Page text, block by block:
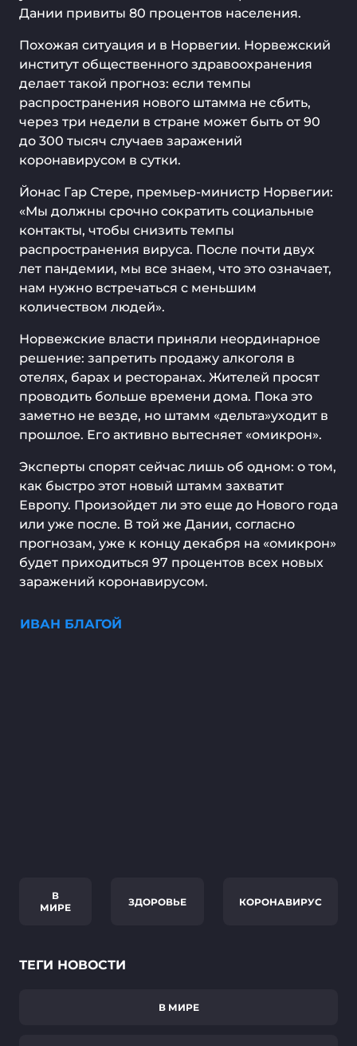
Дании привиты 80 процентов населения.
Похожая ситуация и в Норвегии. Норвежский
институт общественного здравоохранения
делает такой прогноз: если темпы
распространения нового штамма не сбить,
через три недели в стране может быть от 90
до 300 тысяч случаев заражений
коронавирусом в сутки.
Йонас Гар Стере, премьер-министр Норвегии:
«Мы должны срочно сократить социальные
контакты, чтобы снизить темпы
распространения вируса. После почти двух
лет пандемии, мы все знаем, что это означает,
нам нужно встречаться с меньшим
количеством людей».
Норвежские власти приняли неординарное
решение: запретить продажу алкоголя в
отелях, барах и ресторанах. Жителей просят
проводить больше времени дома. Пока это
заметно не везде, но штамм «дельта»уходит в
прошлое. Его активно вытесняет «омикрон».
Эксперты спорят сейчас лишь об одном: о том,
как быстро этот новый штамм захватит
Европу. Произойдет ли это еще до Нового года
или уже после. В той же Дании, согласно
прогнозам, уже к концу декабря на «омикрон»
будет приходиться 97 процентов всех новых
заражений коронавирусом.
ИВАН БЛАГОЙ
В
МИРЕ
ЗДОРОВЬЕ КОРОНАВИРУС
ТЕГИ НОВОСТИ
В МИРЕ